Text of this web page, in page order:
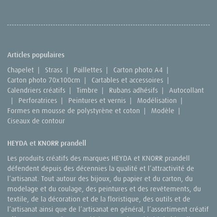
Articles populaires
Chapelet | Strass | Paillettes | Carton photo A4 |
Carton photo 70x100cm | Cartables et accessoires |
Calendriers créatifs | Timbre | Rubans adhésifs |
Autocollant
|
Perforatrices | Peintures et vernis | Modélisation |
Formes en mousse de polystyrène et coton | Modèle |
Ciseaux de contour
HEYDA et KNORR prandell
Les produits créatifs des marques HEYDA et KNORR prandell
défendent depuis des décennies la qualité et l’attractivité de
l’artisanat. Tout autour des bijoux, du papier et du carton, du
modelage et du coulage, des peintures et des revêtements, du
textile, de la décoration et de la floristique, des outils et de
l’artisanat ainsi que de l’artisanat en général, l’assortiment créatif